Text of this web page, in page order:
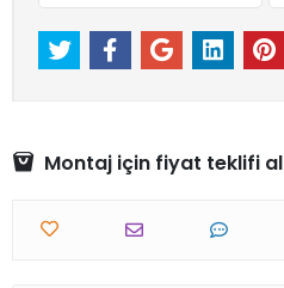
Montaj için fiyat teklifi al